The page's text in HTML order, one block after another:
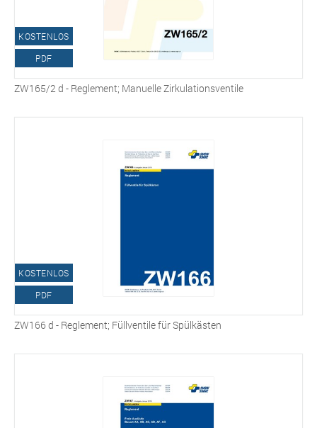
KOSTENLOS
PDF
ZW165/2 d - Reglement; Manuelle Zirkulationsventile
KOSTENLOS
PDF
ZW166 d - Reglement; Füllventile für Spülkästen